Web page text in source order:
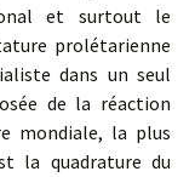
et surtout le
prolétarienne
dans un seul
de la réaction
mondiale, la plus
la quadrature du